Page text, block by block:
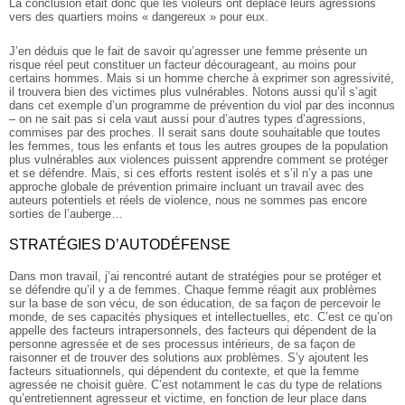
La conclusion était donc que les violeurs ont déplacé leurs agressions
vers des quartiers moins « dangereux » pour eux.
J’en déduis que le fait de savoir qu’agresser une femme présente un
risque réel peut constituer un facteur décourageant, au moins pour
certains hommes. Mais si un homme cherche à exprimer son agressivité,
il trouvera bien des victimes plus vulnérables. Notons aussi qu’il s’agit
dans cet exemple d’un programme de prévention du viol par des inconnus
– on ne sait pas si cela vaut aussi pour d’autres types d’agressions,
commises par des proches. Il serait sans doute souhaitable que toutes
les femmes, tous les enfants et tous les autres groupes de la population
plus vulnérables aux violences puissent apprendre comment se protéger
et se défendre. Mais, si ces efforts restent isolés et s’il n’y a pas une
approche globale de prévention primaire incluant un travail avec des
auteurs potentiels et réels de violence, nous ne sommes pas encore
sorties de l’auberge…
STRATÉGIES D’AUTODÉFENSE
Dans mon travail, j’ai rencontré autant de stratégies pour se protéger et
se défendre qu’il y a de femmes. Chaque femme réagit aux problèmes
sur la base de son vécu, de son éducation, de sa façon de percevoir le
monde, de ses capacités physiques et intellectuelles, etc. C’est ce qu’on
appelle des facteurs intrapersonnels, des facteurs qui dépendent de la
personne agressée et de ses processus intérieurs, de sa façon de
raisonner et de trouver des solutions aux problèmes. S’y ajoutent les
facteurs situationnels, qui dépendent du contexte, et que la femme
agressée ne choisit guère. C’est notamment le cas du type de relations
qu’entretiennent agresseur et victime, en fonction de leur place dans